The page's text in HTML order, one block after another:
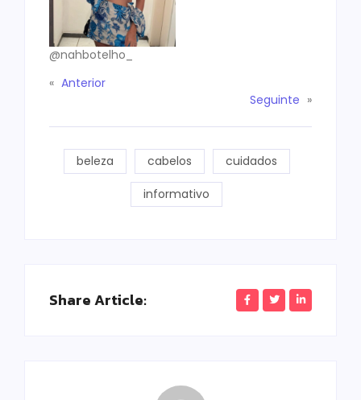
@nahbotelho_
« Anterior
Seguinte »
beleza cabelos cuidados
informativo
Share Article: